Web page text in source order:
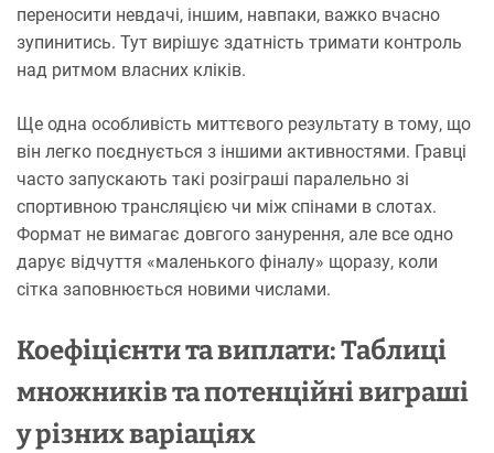
переносити невдачі, іншим, навпаки, важко вчасно
зупинитись. Тут вирішує здатність тримати контроль
над ритмом власних кліків.
Ще одна особливість миттєвого результату в тому, що
він легко поєднується з іншими активностями. Гравці
часто запускають такі розіграші паралельно зі
спортивною трансляцією чи між спінами в слотах.
Формат не вимагає довгого занурення, але все одно
дарує відчуття «маленького фіналу» щоразу, коли
сітка заповнюється новими числами.
Коефіцієнти та виплати: Таблиці
множників та потенційні виграші
у різних варіаціях